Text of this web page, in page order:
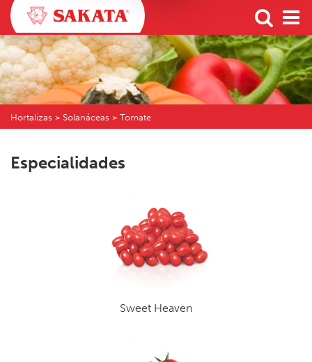
Hortalizas > Solanáceas > Tomate
Especialidades
Sweet Heaven